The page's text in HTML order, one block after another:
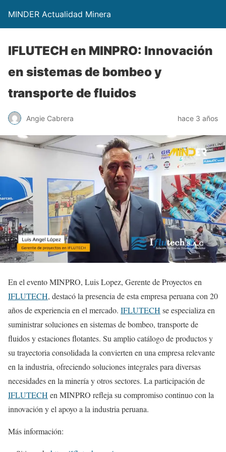
MINDER Actualidad Minera
IFLUTECH en MINPRO: Innovación
en sistemas de bombeo y
transporte de fluidos
Angie Cabrera hace 3 años
En el evento MINPRO, Luis Lopez, Gerente de Proyectos en
IFLUTECH, destacó la presencia de esta empresa peruana con 20
años de experiencia en el mercado. IFLUTECH se especializa en
suministrar soluciones en sistemas de bombeo, transporte de
fluidos y estaciones flotantes. Su amplio catálogo de productos y
su trayectoria consolidada la convierten en una empresa relevante
en la industria, ofreciendo soluciones integrales para diversas
necesidades en la minería y otros sectores. La participación de
IFLUTECH en MINPRO refleja su compromiso continuo con la
innovación y el apoyo a la industria peruana.
Más información: